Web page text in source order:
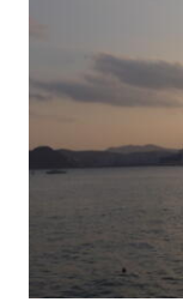
KHI
TÁC,
DU